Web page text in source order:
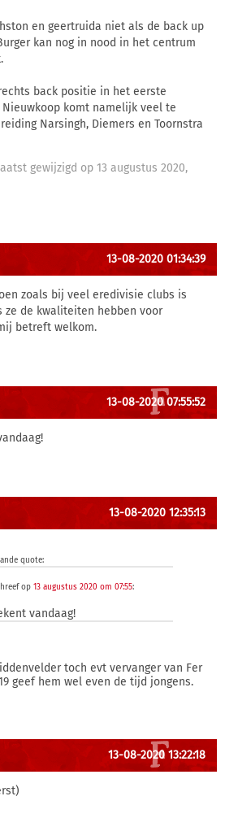
en geertruida niet als de back up
kan nog in nood in het centrum
back positie in het eerste
komt namelijk veel te
Narsingh, Diemers en Toornstra
gewijzigd op 13 augustus 2020,
13-08-2020 01:34:39
zoals bij veel eredivisie clubs is
ze de kwaliteiten hebben voor
betreft welkom.
13-08-2020 07:55:52
13-08-2020 12:35:13
quote:
op 13 augustus 2020 om 07:55:
vandaag!
toch evt vervanger van Fer
geef hem wel even de tijd jongens.
13-08-2020 13:22:18